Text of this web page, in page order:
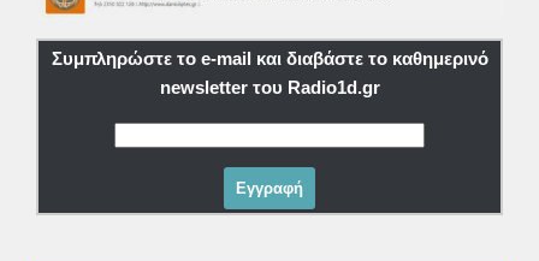
Συμπληρώστε το e-mail και διαβάστε το καθημερινό
newsletter του Radio1d.gr